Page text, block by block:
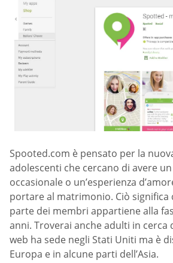
Spooted.com è pensato per la
adolescenti che cercano di avere
occasionale o un’esperienza
portare al matrimonio. Ciò significa
parte dei membri appartiene alla
anni. Troverai anche adulti in cerca
web ha sede negli Stati Uniti ma è
Europa e in alcune parti dell’Asia.